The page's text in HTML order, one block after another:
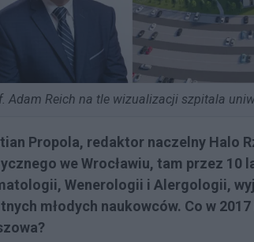
Adam Reich na tle wizualizacji szpitala
Propola, redaktor naczelny Halo
we Wrocławiu, tam przez 10
Wenerologii i Alergologii,
młodych naukowców. Co w